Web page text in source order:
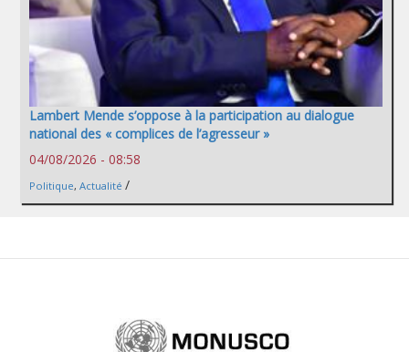
Lambert Mende s’oppose à la participation au dialogue
national des « complices de l’agresseur »
04/08/2026 - 08:58
Politique, Actualité /